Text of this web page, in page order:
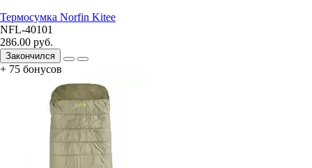
Термосумка Norfin Kitee
NFL-40101
286.00 руб.
Закончился
+ 75 бонусов